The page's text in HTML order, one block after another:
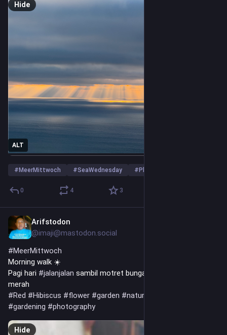
ALT
Hide
# MeerMittwoch #SeaWednesday # Photography
0 4 3
Arifstodon
@imaji@mastodon.social
#MeerMittwoch
Morning walk ☀️
Pagi hari #jalanjalan sambil motret bunga kembang sepatu
merah
#Red #Hibiscus #flower #garden #natureinspired
#gardening #photography
Hide